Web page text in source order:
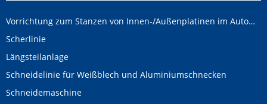
Vorrichtung zum Stanzen von Innen-/Außenplatinen im Automobilbereich
Scherlinie
Längsteilanlage
Schneidelinie für Weißblech und Aluminiumschnecken
Schneidemaschine